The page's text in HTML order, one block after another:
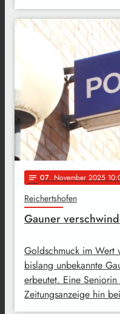
notes 07. November 2025
Reichertshofen
Gauner
Goldschmuck im
bislang unbekannte
erbeutet. Eine
Zeitungsanzeige hin